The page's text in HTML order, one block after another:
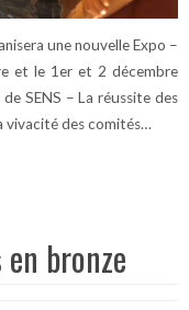
une nouvelle Expo –
et le 1er et 2 décembre
SENS – La réussite des
vivacité des comités…
bronze